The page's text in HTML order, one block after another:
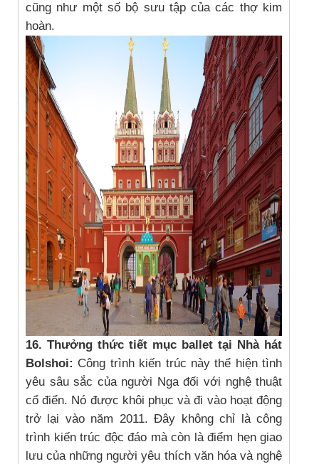
cũng như một số bộ sưu tập của các thợ kim
hoàn.
16. Thưởng thức tiết mục ballet tại Nhà hát
Bolshoi: Công trình kiến trúc này thể hiện tình
yêu sâu sắc của người Nga đối với nghệ thuật
cổ điển. Nó được khôi phục và đi vào hoạt động
trở lại vào năm 2011. Đây không chỉ là công
trình kiến trúc độc đáo mà còn là điểm hẹn giao
lưu của những người yêu thích văn hóa và nghệ